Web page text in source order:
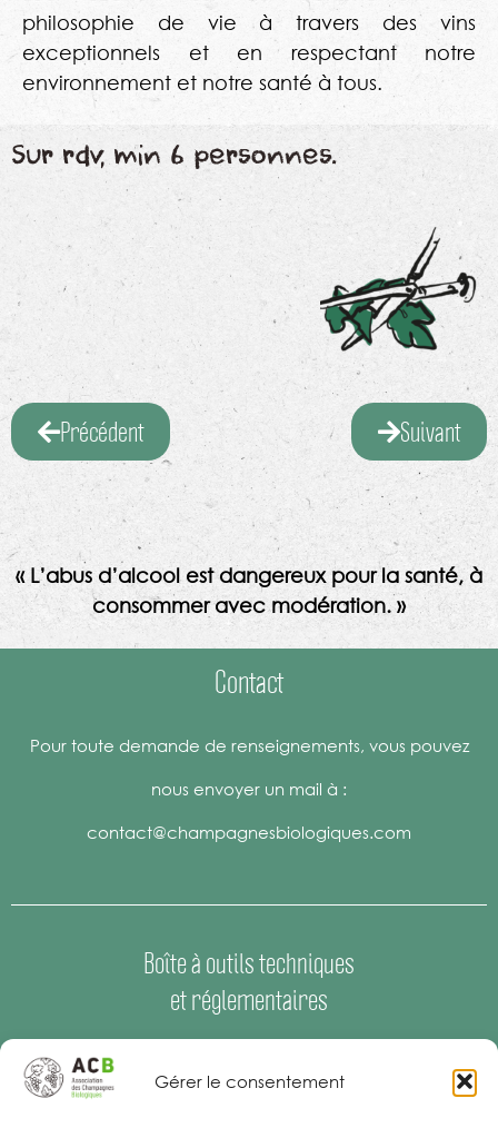
Gérer le consentement
philosophie de vie à travers des vins
exceptionnels et en respectant notre
environnement et notre santé à tous.
Sur rdv, min 6 personnes.
Précédent Suivant
« L’abus d’alcool est dangereux pour la santé, à
consommer avec modération. »
Contact
Pour toute demande de renseignements, vous pouvez
nous envoyer un mail à :
contact@champagnesbiologiques.com
Boîte à outils techniques
et réglementaires
Espace Presse